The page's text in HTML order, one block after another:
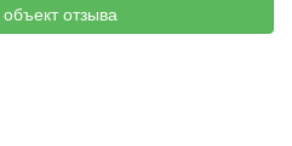
отзыва